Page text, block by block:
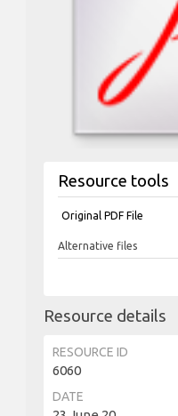
Resource tools
Original PDF File
Alternative files
Resource details
RESOURCE ID
6060
DATE